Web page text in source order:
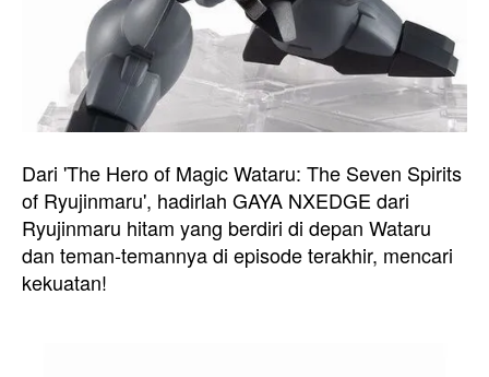
Dari 'The Hero of Magic Wataru: The Seven Spirits
of Ryujinmaru', hadirlah GAYA NXEDGE dari
Ryujinmaru hitam yang berdiri di depan Wataru
dan teman-temannya di episode terakhir, mencari
kekuatan!